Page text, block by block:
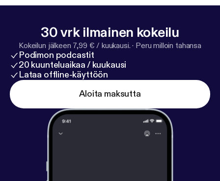
30 vrk ilmainen kokeilu
Kokeilun jälkeen 7,99 € / kuukausi. · Peru milloin tahansa
Podimon podcastit
20 kuunteluaikaa / kuukausi
Lataa offline-käyttöön
Aloita maksutta